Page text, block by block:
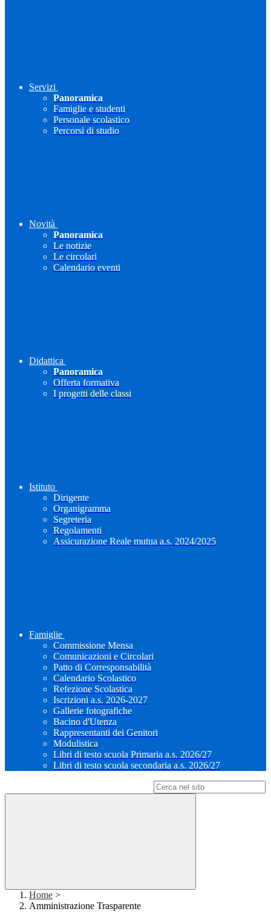
Servizi
Panoramica
Famiglie e studenti
Personale scolastico
Percorsi di studio
Novità
Panoramica
Le notizie
Le circolari
Calendario eventi
Didattica
Panoramica
Offerta formativa
I progetti delle classi
Istituto
Dirigente
Organigramma
Segreteria
Regolamenti
Assicurazione Reale mutua a.s. 2024/2025
Famiglie
Commissione Mensa
Comunicazioni e Circolari
Patto di Corresponsabilità
Calendario Scolastico
Refezione Scolastica
Iscrizioni a.s. 2026-2027
Gallerie fotografiche
Bacino d'Utenza
Rappresentanti dei Genitori
Modulistica
Libri di testo scuola Primaria a.s. 2026/27
Libri di testo scuola secondaria a.s. 2026/27
Home >
Amministrazione Trasparente